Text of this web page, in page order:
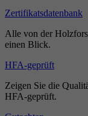
Zertifikatsdatenbank
Alle von der
einen Blick.
HFA-geprüft
Zeigen Sie die
HFA-geprüft.